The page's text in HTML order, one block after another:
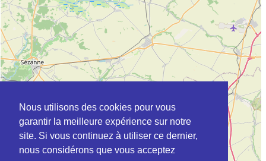
Nous utilisons des cookies pour vous
garantir la meilleure expérience sur notre
site. Si vous continuez à utiliser ce dernier,
nous considérons que vous acceptez